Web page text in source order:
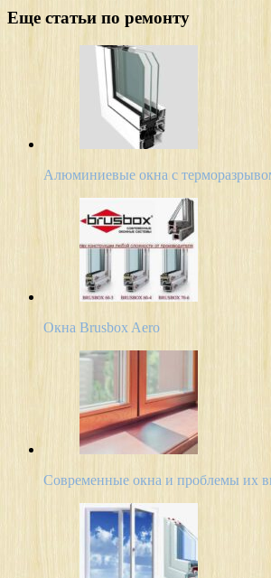
Еще статьи по ремонту
Алюминиевые окна с
Окна Brusbox Aero
Современные окна и проблемы их